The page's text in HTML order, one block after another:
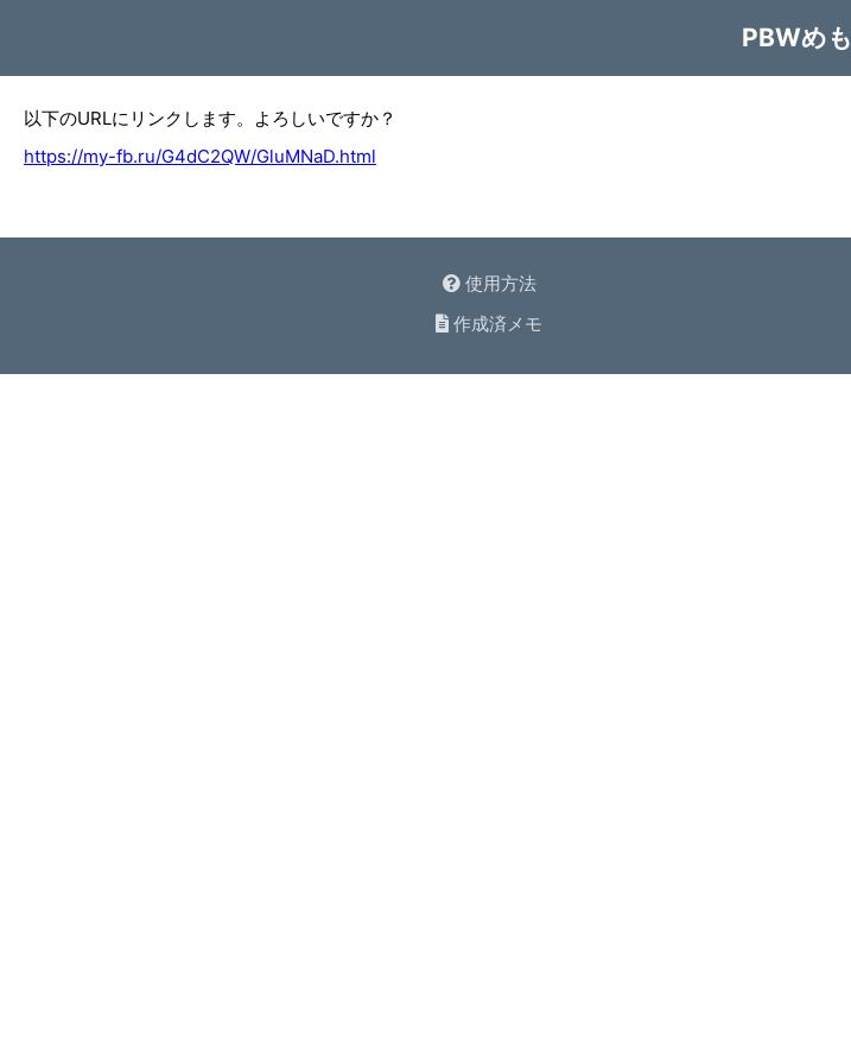
PBWめも
以下のURLにリンクします。よろしいですか？
https://my-fb.ru/G4dC2QW/GluMNaD.html
使用方法
作成済メモ